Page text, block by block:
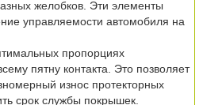
желобков. Эти элементы
управляемости автомобиля на
пропорциях
пятну контакта. Это позволяет
износ протекторных
срок службы покрышек.